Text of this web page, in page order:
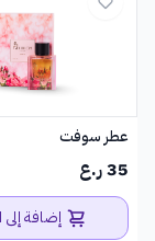
عطر سوفت
35 ر.ع
إضافة